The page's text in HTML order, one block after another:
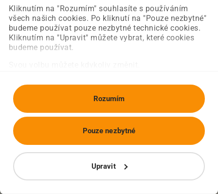
Kliknutím na "Rozumím" souhlasíte s používáním
všech našich cookies. Po kliknutí na "Pouze nezbytné"
budeme používat pouze nezbytné technické cookies.
Kliknutím na "Upravit" můžete vybrat, které cookies
budeme používat.
Rozumím
Upravit
Pouze nezbytné
Obnovit stránku Úvodní strana